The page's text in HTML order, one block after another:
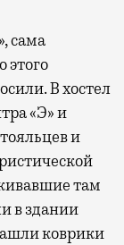
сама
этого
В хостел
«Э» и
и
там
в здании
коврики